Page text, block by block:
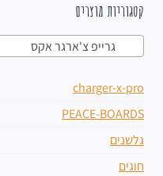
קטגוריות מוצרים
גרייפ צ'ארגר אקס
charger-x-pro
PEACE-BOARDS
גלשנים
חוגים